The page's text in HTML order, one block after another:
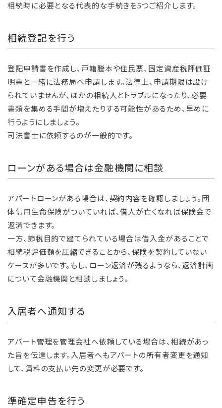
相続時に必要となる代表的な手続きを5つご紹介します。
相続登記を行う
登記申請書を作成し、戸籍謄本や住民票、固定資産税評価証
明書と一緒に法務局へ申請します。法律上、申請期限は設け
られていませんが、ほかの相続人とトラブルになったり、必要
書類を集める手間が増えたりする可能性があるため、早めに
行うようにしましょう。
司法書士に依頼するのが一般的です。
ローンがある場合は金融機関に相談
アパートローンがある場合は、契約内容を確認しましょう。団
体信用生命保険がついていれば、借人が亡くなれば保険金で
返済できます。
一方、節税目的で建てられている場合は借入金があることで
相続税評価額を圧縮できることから、保険を契約していない
ケースが多いです。もし、ローン返済が残るようなら、返済計画
について金融機関と相談しましょう。
入居者へ通知する
アパート管理を管理会社へ依頼している場合は、相続があっ
た旨を伝達します。入居者へもアパートの所有者変更を通知
して、賃料の支払い先の変更が必要です。
準確定申告を行う